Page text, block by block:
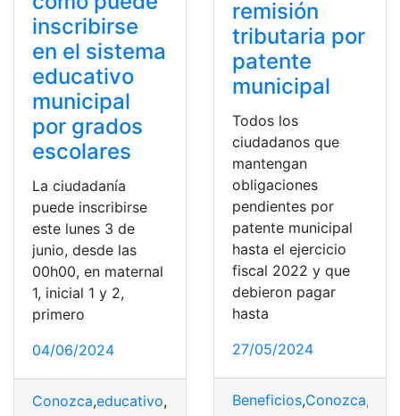
inscribirse
en el sistema
educativo
municipal
por grados
escolares
La ciudadanía
puede inscribirse
este lunes 3 de
junio, desde las
00h00, en maternal
1, inicial 1 y 2,
primero
04/06/2024
Conozca,educativo, ,Grados,Informa,
remisión
tributaria por
patente
municipal
Todos los
ciudadanos que
mantengan
obligaciones
pendientes por
patente municipal
hasta el ejercicio
fiscal 2022 y que
debieron pagar
hasta
27/05/2024
Beneficios,Conozca,